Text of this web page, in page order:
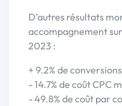
D’autres résultats
accompagnement
2023 :
+ 9.2% de conversions
- 14.7% de coût CPC
- 49.8% de coût par